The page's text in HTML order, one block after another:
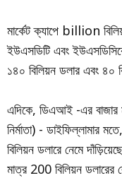
মার্কেট ক্যাপে billion
ইউএসডিটি এবং
১৪০ বিলিয়ন ডলার এবং ৪০
এদিকে, ডিএআই -এর বাজার
নির্মাতা) - ডাইফিল্লামার
বিলিয়ন ডলারে নেমে
মাত্র 200 বিলিয়ন ডলারের